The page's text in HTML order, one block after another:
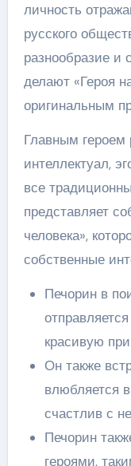
личность
русского
разнообразие и
делают «Героя
оригинальным
Главным
интеллектуал,
все
представляет
человека»,
собственные
Печорин в
красивую
Он также
влюбляется
счастлив с
Печорин
героями,